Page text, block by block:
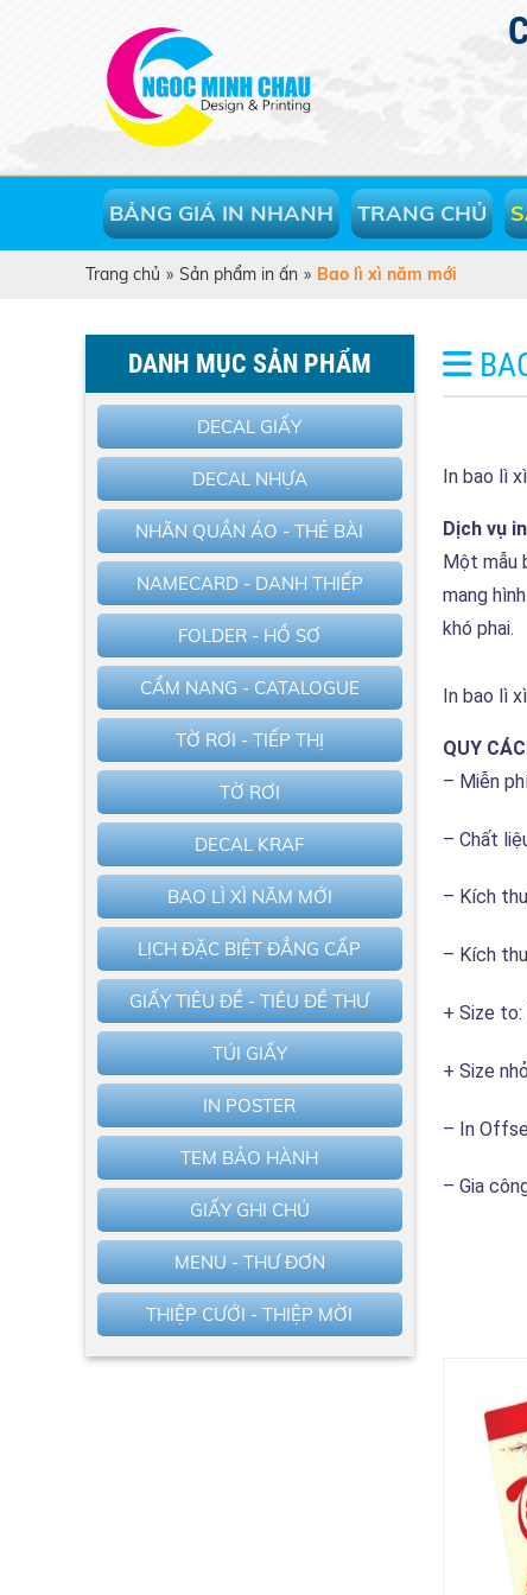
BẢNG GIÁ IN NHANH TRANG CHỦ
Trang chủ » Sản phẩm in ấn » Bao lì xì năm mới
DANH MỤC SẢN PHẨM
DECAL GIẤY
DECAL NHỰA
NHÃN QUẦN ÁO - THẺ BÀI
NAMECARD - DANH THIẾP
FOLDER - HỒ SƠ
CẨM NANG - CATALOGUE
TỜ RƠI - TIẾP THỊ
TỜ RƠI
DECAL KRAF
BAO LÌ XÌ NĂM MỚI
LỊCH ĐẶC BIỆT ĐẲNG CẤP
GIẤY TIÊU ĐỀ - TIÊU ĐỀ THƯ
TÚI GIẤY
IN POSTER
TEM BẢO HÀNH
GIẤY GHI CHÚ
MENU - THƯ ĐƠN
THIỆP CƯỚI - THIỆP MỜI
In bao lì
Dịch vụ
Một mẫu
mang
khó phai.
In bao lì
QUY
– Miễn
– Chất
– Kích
– Kích
+ Size to:
+ Size
– In
– Gia